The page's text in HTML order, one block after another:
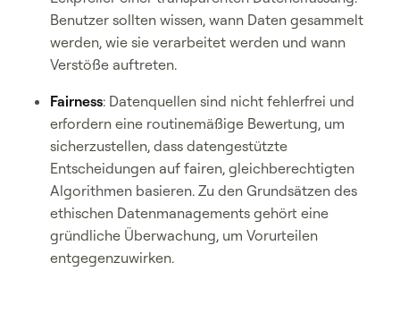
Benutzer sollten wissen, wann Daten gesammelt
werden, wie sie verarbeitet werden und wann
Verstöße auftreten.
Fairness: Datenquellen sind nicht fehlerfrei und
erfordern eine routinemäßige Bewertung, um
sicherzustellen, dass datengestützte
Entscheidungen auf fairen, gleichberechtigten
Algorithmen basieren. Zu den Grundsätzen des
ethischen Datenmanagements gehört eine
gründliche Überwachung, um Vorurteilen
entgegenzuwirken.